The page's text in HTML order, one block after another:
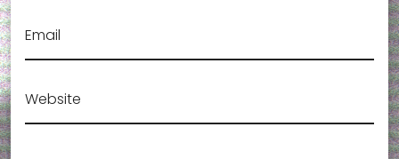
Email
Website